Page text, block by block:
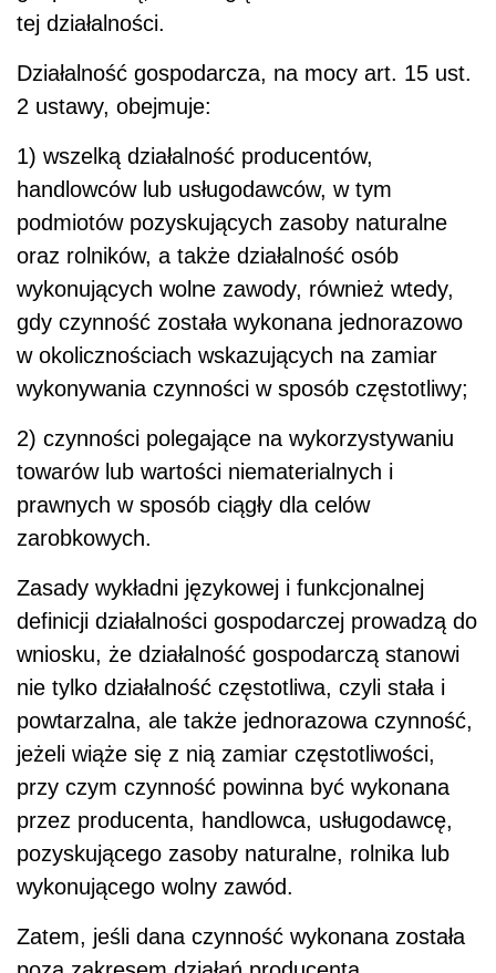
tej działalności.
Działalność gospodarcza, na mocy art. 15 ust.
2 ustawy, obejmuje:
1) wszelką działalność producentów,
handlowców lub usługodawców, w tym
podmiotów pozyskujących zasoby naturalne
oraz rolników, a także działalność osób
wykonujących wolne zawody, również wtedy,
gdy czynność została wykonana jednorazowo
w okolicznościach wskazujących na zamiar
wykonywania czynności w sposób częstotliwy;
2) czynności polegające na wykorzystywaniu
towarów lub wartości niematerialnych i
prawnych w sposób ciągły dla celów
zarobkowych.
Zasady wykładni językowej i funkcjonalnej
definicji działalności gospodarczej prowadzą do
wniosku, że działalność gospodarczą stanowi
nie tylko działalność częstotliwa, czyli stała i
powtarzalna, ale także jednorazowa czynność,
jeżeli wiąże się z nią zamiar częstotliwości,
przy czym czynność powinna być wykonana
przez producenta, handlowca, usługodawcę,
pozyskującego zasoby naturalne, rolnika lub
wykonującego wolny zawód.
Zatem, jeśli dana czynność wykonana została